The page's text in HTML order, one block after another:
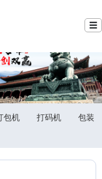
☰
包机 打码机
包装